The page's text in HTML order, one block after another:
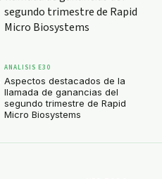
ANALISIS E30
Aspectos destacados de la
llamada de ganancias del
segundo trimestre de Rapid
Micro Biosystems